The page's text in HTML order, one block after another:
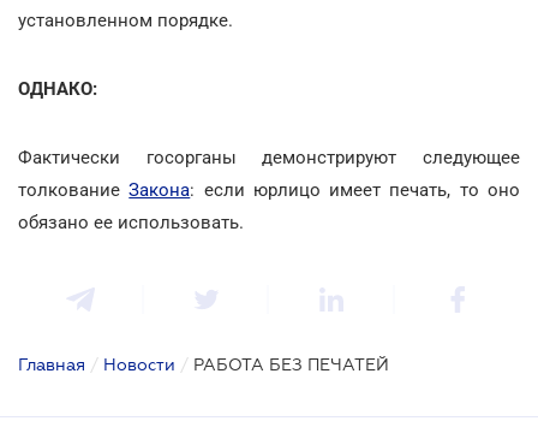
установленном порядке.
ОДНАКО:
Фактически госорганы демонстрируют следующее
толкованиеЗакона: если юрлицо имеет печать, то оно
обязано ее использовать.
Главная / Новости / РАБОТА БЕЗ ПЕЧАТЕЙ